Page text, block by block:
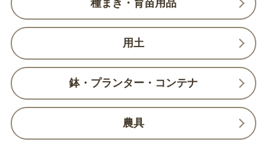
種まき・育苗用品
用土
鉢・プランター・コンテナ
農具